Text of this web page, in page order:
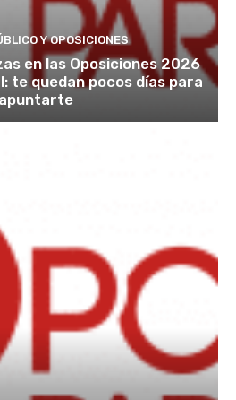
Y OPOSICIONES
en las Oposiciones 2026
te quedan pocos días para
apuntarte